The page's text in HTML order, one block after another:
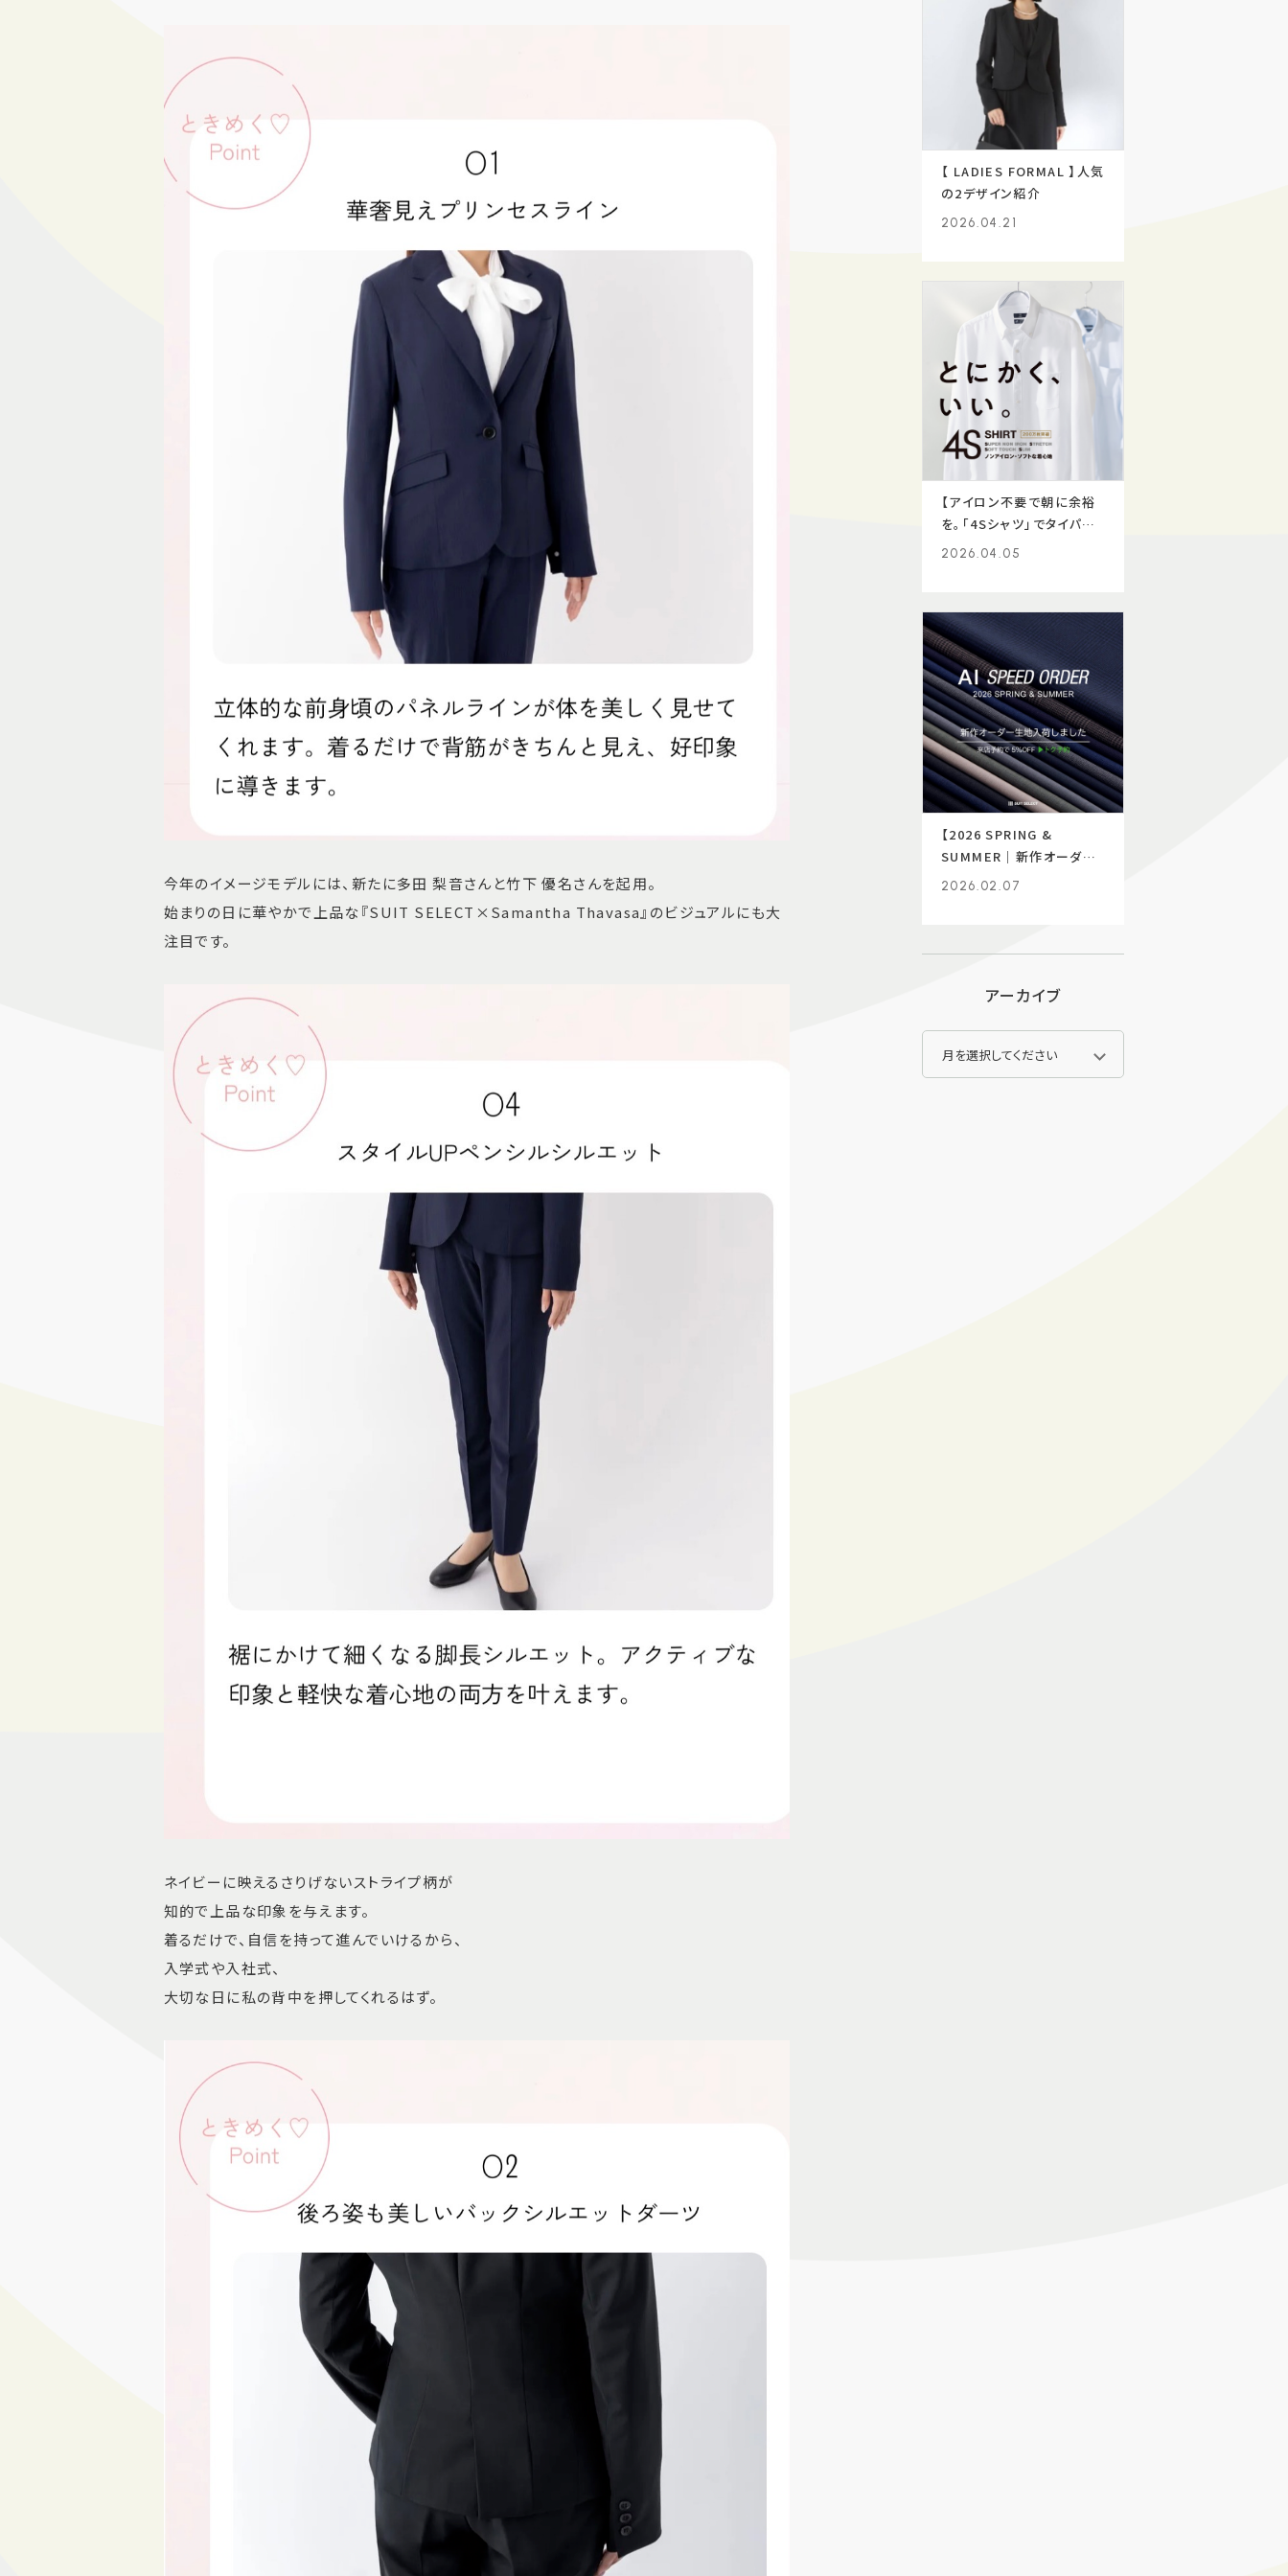
今年のイメージモデルには、新たに多田 梨音さんと竹下 優名さんを起用。
始まりの日に華やかで上品な『SUIT SELECT×Samantha Thavasa』のビジュアルにも大
注目です。
ネイビーに映えるさりげないストライプ柄が
知的で上品な印象を与えます。
着るだけで、自信を持って進んでいけるから、
入学式や入社式、
大切な日に私の背中を押してくれるはず。
【 LADIES FORMAL 】人気
の2デザイン紹介
2026.04.21
【アイロン不要で朝に余裕
を。「4Sシャツ」でタイパ向
上。】
2026.04.05
【2026 SPRING &
SUMMER｜新作オーダー
生地入荷】
2026.02.07
アーカイブ